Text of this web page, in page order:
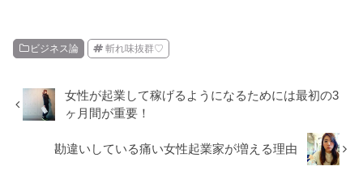
ビジネス論 斬れ味抜群♡
女性が起業して稼げるようになるためには最初の3
ヶ月間が重要！
勘違いしている痛い女性起業家が増える理由